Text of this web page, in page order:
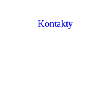
Kontakty